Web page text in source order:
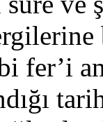
fer’i